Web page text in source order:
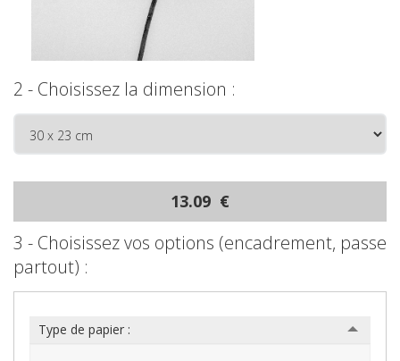
2 - Choisissez la dimension :
13.09 €
3 - Choisissez vos options (encadrement, passe
partout) :
Type de papier :